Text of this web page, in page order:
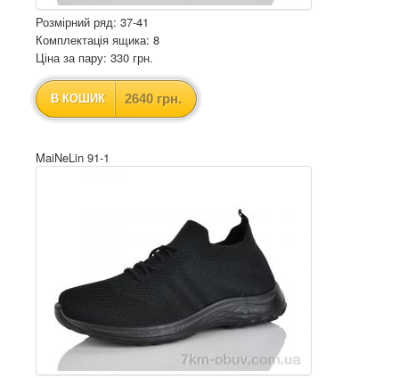
Розмірний ряд: 37-41
Комплектація ящика: 8
Ціна за пару: 330 грн.
В КОШИК 2640 грн.
MaiNeLin 91-1